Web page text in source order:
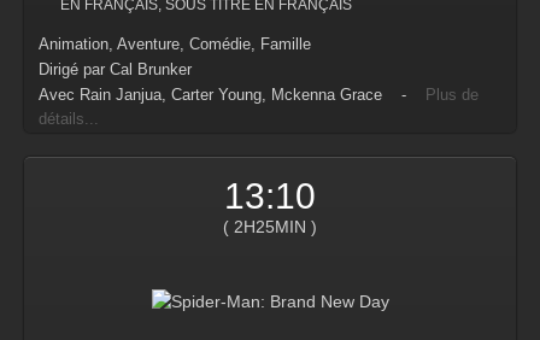
EN FRANÇAIS, SOUS TITRÉ EN FRANÇAIS
Animation, Aventure, Comédie, Famille
Dirigé par Cal Brunker
Avec Rain Janjua, Carter Young, Mckenna Grace -
Plus de
détails...
13:10
( 2H25MIN )